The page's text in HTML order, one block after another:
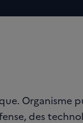
Organisme
des